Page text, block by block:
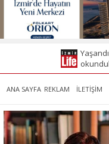
ANA SAYFA REKLAM İLETİŞİM